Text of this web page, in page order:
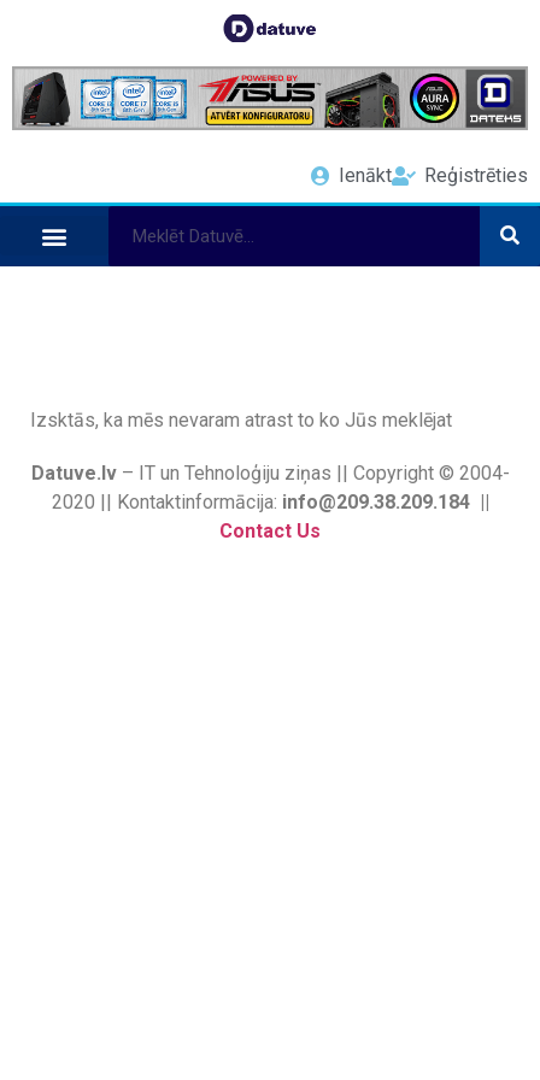
Ienākt Reģistrēties
Izsktās, ka mēs nevaram atrast to ko Jūs meklējat
Datuve.lv– IT un Tehnoloģiju ziņas || Copyright © 2004-
2020 || Kontaktinformācija: info@209.38.209.184 ||
Contact Us